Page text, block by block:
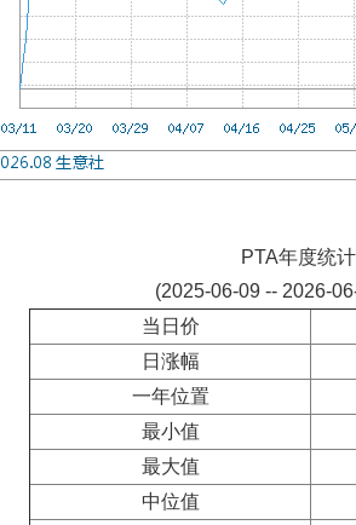
PTA年度统计
(2025-06-09 -- 2026-
当日价
日涨幅
一年位置
最小值
最大值
中位值